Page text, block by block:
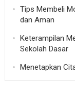
Tips Membeli
dan Aman
Keterampilan
Sekolah Dasar
Menetapkan